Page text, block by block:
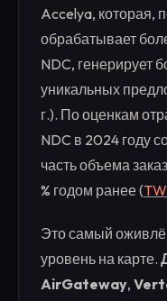
Accelya, которая,
обрабатывает
NDC, генерирует
уникальных
г.). По оценкам
NDC в 2024 году
часть объема
% годом ранее (
Это самый
уровень на карте.
AirGateway,